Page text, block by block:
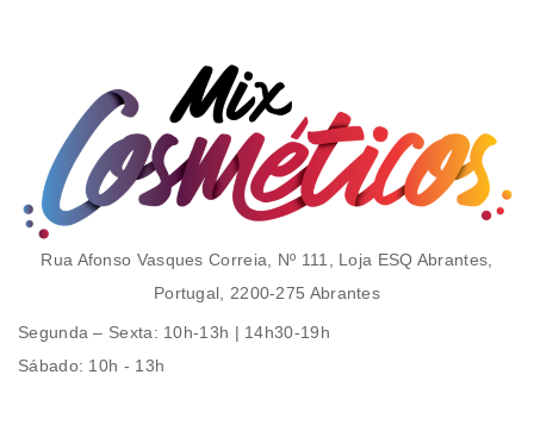
Rua Afonso Vasques Correia, Nº 111, Loja ESQ Abrantes,
Portugal, 2200-275 Abrantes
Segunda – Sexta: 10h-13h | 14h30-19h
Sábado: 10h - 13h